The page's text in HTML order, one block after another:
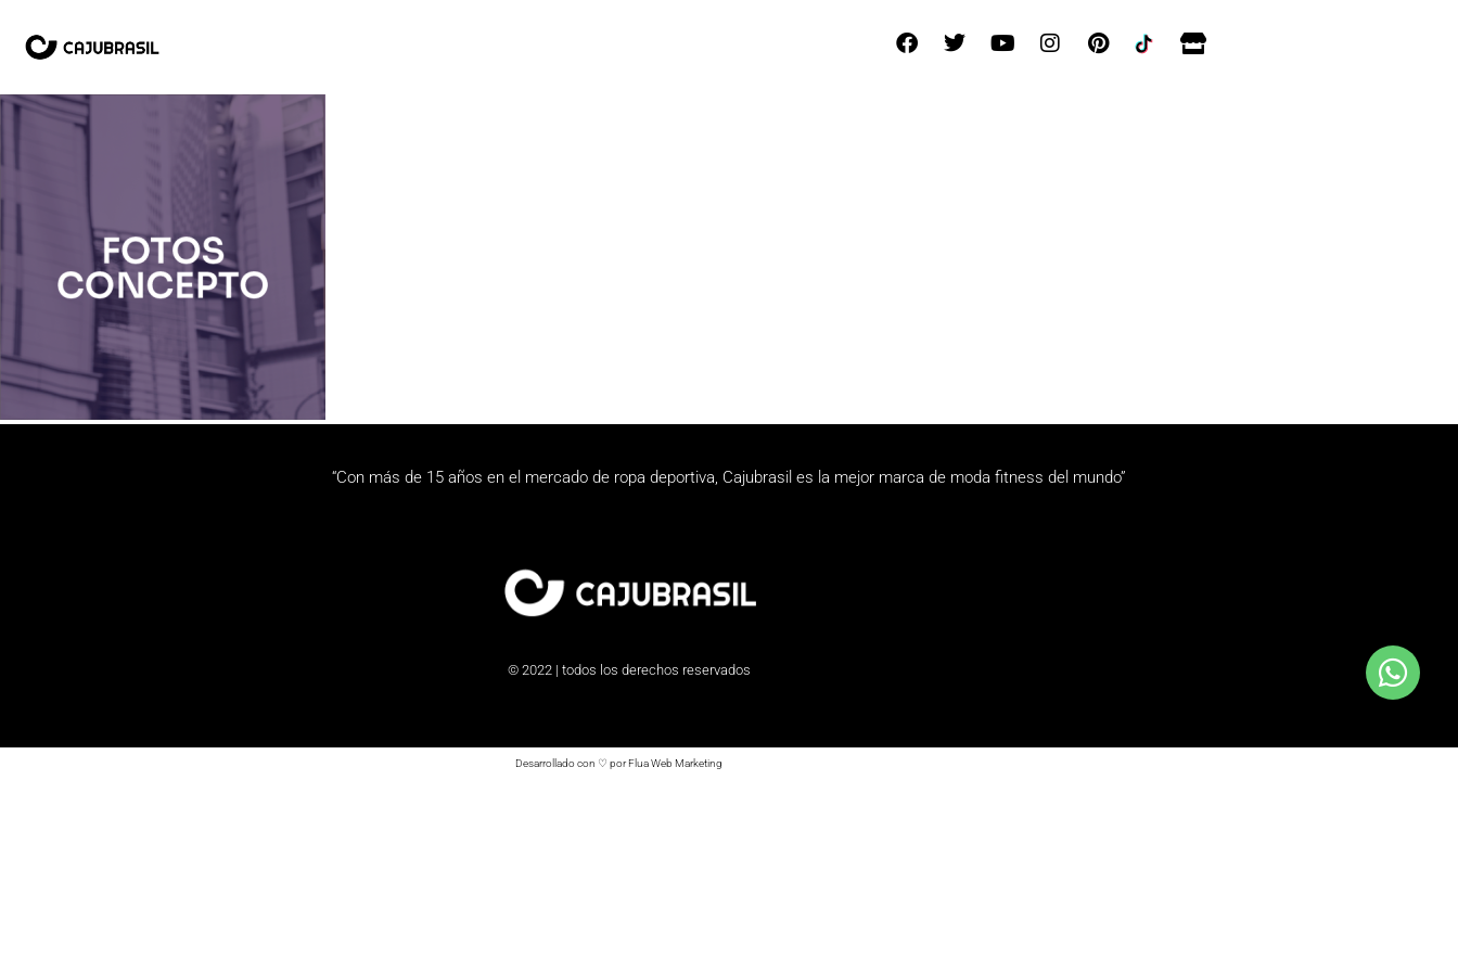
“Con más de 15 años en el mercado de ropa deportiva, Cajubrasil es la mejor marca de moda fitness del mundo”
© 2022 | todos los derechos reservados
Desarrollado con ♡ por Flua Web Marketing